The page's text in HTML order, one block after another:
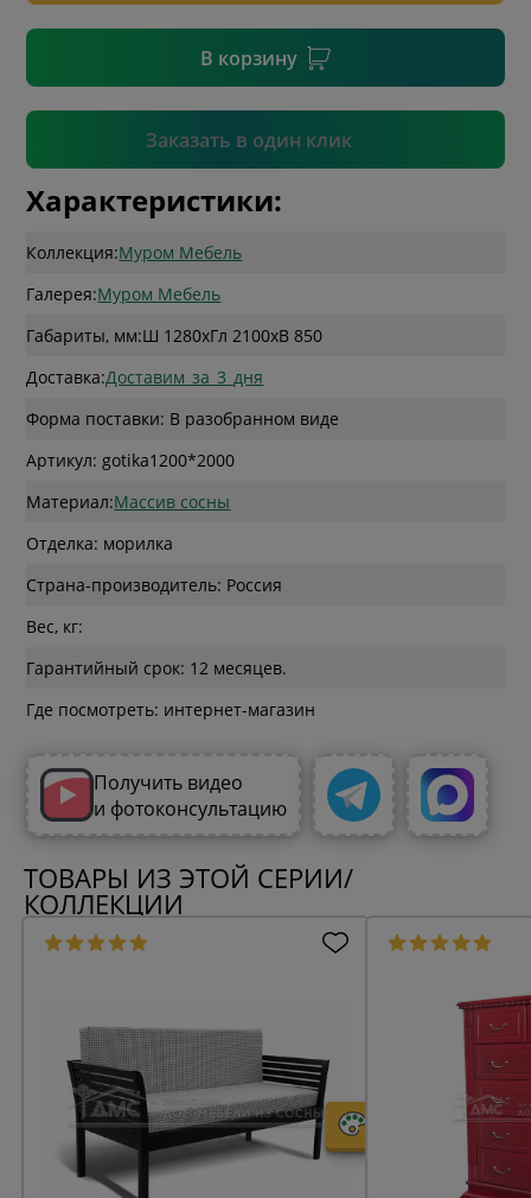
В корзину
Заказать в один клик
Подтвердить
Характеристики:
Коллекция:Муром Мебель
Галерея:Муром Мебель
Габариты, мм:Ш 1280xГл 2100xВ 850
Доставка:Доставим_за_3_дня
Форма поставки: В разобранном виде
Артикул: gotika1200*2000
Материал:Массив сосны
Отделка: морилка
Страна-производитель: Россия
Вес, кг:
Гарантийный срок: 12 месяцев.
Где посмотреть: интернет-магазин
Получить видео
и фотоконсультацию
ТОВАРЫ ИЗ ЭТОЙ СЕРИИ/
КОЛЛЕКЦИИ